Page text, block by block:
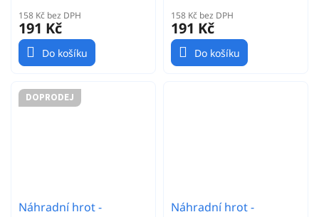
158 Kč bez DPH
191 Kč
Do košíku
158 Kč bez DPH
191 Kč
Do košíku
DOPRODEJ
Náhradní hrot -
Náhradní hrot -